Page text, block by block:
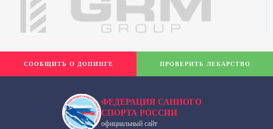
ФЕДЕРАЦИЯ САННОГО
СПОРТА РОССИИ
официальный сайт
СООБЩИТЬ О ДОПИНГЕ ПРОВЕРИТЬ ЛЕКАРСТВО